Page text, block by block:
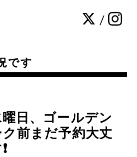
/
です
日、ゴールデン
前まだ予約大丈